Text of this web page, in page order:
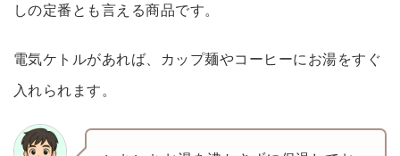
しの定番とも言える商品です。
電気ケトルがあれば、カップ麺やコーヒーにお湯をすぐ
入れられます。